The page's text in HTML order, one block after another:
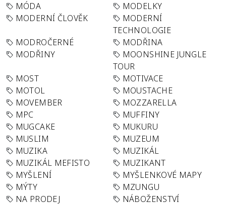
MÓDA
MODELKY
MODERNÍ ČLOVĚK
MODERNÍ
TECHNOLOGIE
MODROČERNÉ
MODŘINA
MODŘINY
MOONSHINE JUNGLE
TOUR
MOST
MOTIVACE
MOTOL
MOUSTACHE
MOVEMBER
MOZZARELLA
MPC
MUFFINY
MUGCAKE
MUKURU
MUSLIM
MUZEUM
MUZIKA
MUZIKÁL
MUZIKÁL MEFISTO
MUZIKANT
MYŠLENÍ
MYŠLENKOVÉ MAPY
MÝTY
MZUNGU
NA PRODEJ
NÁBOŽENSTVÍ